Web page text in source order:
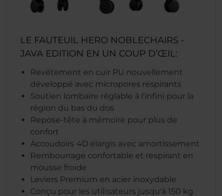
LE FAUTEUIL HERO NOBLECHAIRS -
JAVA EDITION EN UN COUP D’ŒIL:
Revêtement en cuir PU nouvellement
développé avec micropores respirants
Soutien lombaire réglable à l'infini pour la
région du bas du dos
Repose-tête à mémoire pour plus de
confort
Accoudoirs 4D élargis avec amortissement
Rembourrage confortable et respirant en
mousse froide
Leviers Premium en acier inoxydable
Conçu pour les utilisateurs jusqu'à 150 kg